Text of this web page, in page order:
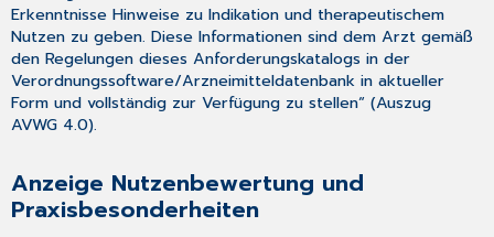
Erkenntnisse Hinweise zu Indikation und therapeutischem
Nutzen zu geben. Diese Informationen sind dem Arzt gemäß
den Regelungen dieses Anforderungskatalogs in der
Verordnungssoftware/Arzneimitteldatenbank in aktueller
Form und vollständig zur Verfügung zu stellen“ (Auszug
AVWG 4.0).
Anzeige Nutzenbewertung und
Praxisbesonderheiten